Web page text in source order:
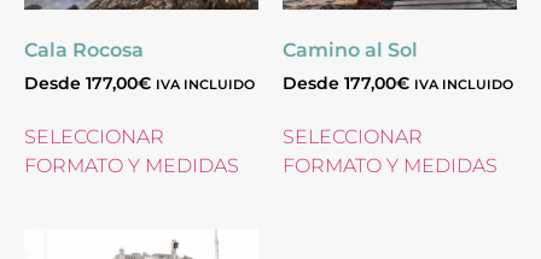
Cala Rocosa
Desde 177,00€ IVA INCLUIDO
SELECCIONAR
FORMATO Y MEDIDAS
Camino al Sol
Desde 177,00€ IVA INCLUIDO
SELECCIONAR
FORMATO Y MEDIDAS